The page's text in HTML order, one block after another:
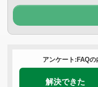
アンケート:FAQ
解決できた